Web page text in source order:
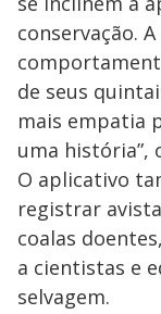
conservação.
de seus
mais empatia
uma história”,
O aplicativo
registrar
coalas
a cientistas e
selvagem.